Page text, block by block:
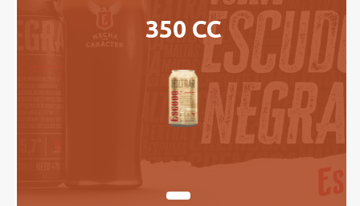
350 CC